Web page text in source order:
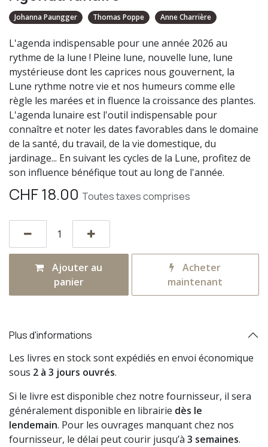
Johanna Paungger Thomas Poppe Anne Charrière
L'agenda indispensable pour une année 2026 au
rythme de la lune ! Pleine lune, nouvelle lune, lune
mystérieuse dont les caprices nous gouvernent, la
Lune rythme notre vie et nos humeurs comme elle
règle les marées et in fluence la croissance des plantes.
L'agenda lunaire est l'outil indispensable pour
connaître et noter les dates favorables dans le domaine
de la santé, du travail, de la vie domestique, du
jardinage... En suivant les cycles de la Lune, profitez de
son influence bénéfique tout au long de l'année.
CHF18.00 Toutes taxes comprises
Ajouter au
panier
Acheter
maintenant
Plus d'informations
Les livres en stock sont expédiés en envoi économique
sous 2 à 3 jours ouvrés.
Si le livre est disponible chez notre fournisseur, il sera
généralement disponible en librairie dès le
lendemain. Pour les ouvrages manquant chez nos
fournisseur, le délai peut courir jusqu’à 3 semaines.